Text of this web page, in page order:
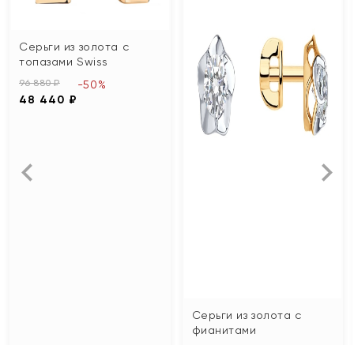
Серьги из золота с
топазами Swiss
96 880 ₽
48 440 ₽
-50%
Серьги из золота с
фианитами